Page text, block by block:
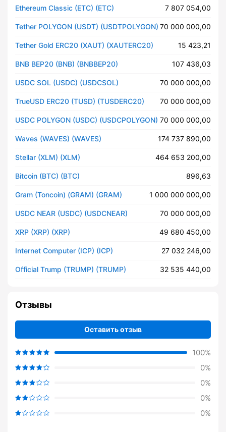
Ethereum Classic (ETC) (ETC) 7 807 054,00
Tether POLYGON (USDT) (USDTPOLYGON) 70 000 000,00
Tether Gold ERC20 (XAUT) (XAUTERC20) 15 423,21
BNB BEP20 (BNB) (BNBBEP20) 107 436,03
USDC SOL (USDC) (USDCSOL) 70 000 000,00
TrueUSD ERC20 (TUSD) (TUSDERC20) 70 000 000,00
USDC POLYGON (USDC) (USDCPOLYGON) 70 000 000,00
Waves (WAVES) (WAVES) 174 737 890,00
Stellar (XLM) (XLM) 464 653 200,00
Bitcoin (BTC) (BTC) 896,63
Gram (Toncoin) (GRAM) (GRAM) 1 000 000 000,00
USDC NEAR (USDC) (USDCNEAR) 70 000 000,00
XRP (XRP) (XRP) 49 680 450,00
Internet Computer (ICP) (ICP) 27 032 246,00
Official Trump (TRUMP) (TRUMP) 32 535 440,00
Отзывы
Оставить отзыв
100%
0%
0%
0%
0%